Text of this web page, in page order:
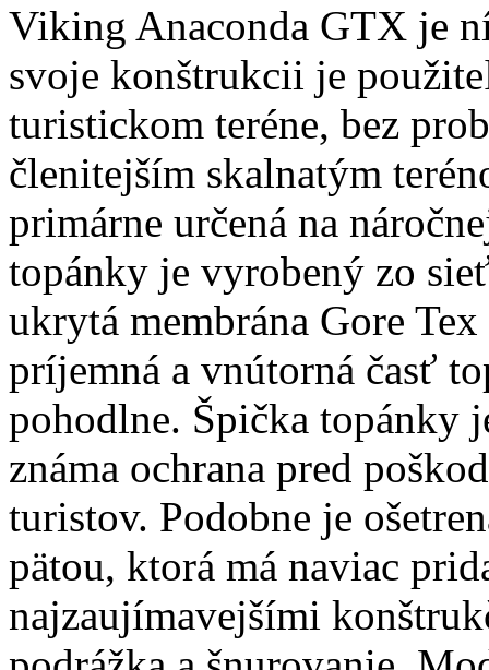
Viking Anaconda GTX je
svoje konštrukcii je
turistickom teréne, bez
členitejším skalnatým
primárne určená na
topánky je vyrobený zo
ukrytá membrána Gore
príjemná a vnútorná časť
pohodlne. Špička topánky
známa ochrana pred
turistov. Podobne je
pätou, ktorá má naviac
najzaujímavejšími